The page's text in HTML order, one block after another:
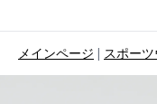
メインページ スポー